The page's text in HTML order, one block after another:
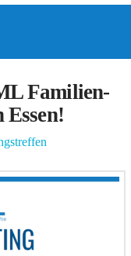
Familien-
Essen!